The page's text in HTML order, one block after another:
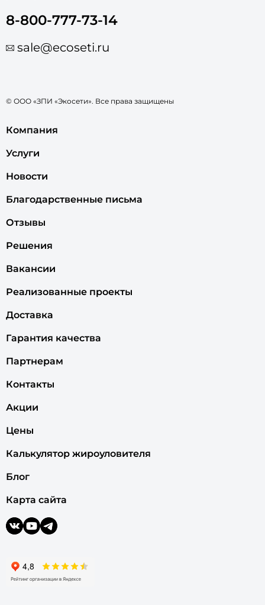
8-800-777-73-14
sale@ecoseti.ru
© ООО «ЗПИ «Экосети». Все права защищены
Компания
Услуги
Новости
Благодарственные письма
Отзывы
Решения
Вакансии
Реализованные проекты
Доставка
Гарантия качества
Партнерам
Контакты
Акции
Цены
Калькулятор жироуловителя
Блог
Карта сайта